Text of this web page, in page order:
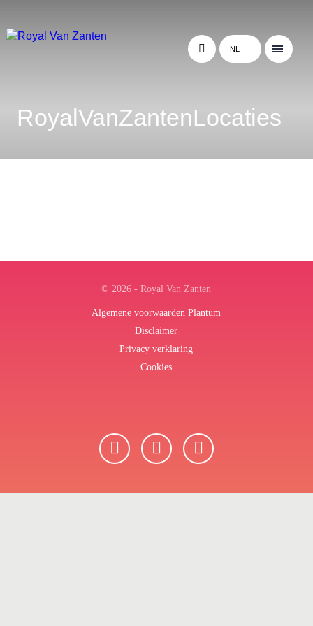
NL
RoyalVanZantenLocaties
© 2026 - Royal Van Zanten
Algemene voorwaarden Plantum
Disclaimer
Privacy verklaring
Cookies